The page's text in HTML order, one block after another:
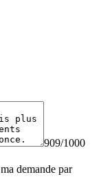
909/1000
demande par